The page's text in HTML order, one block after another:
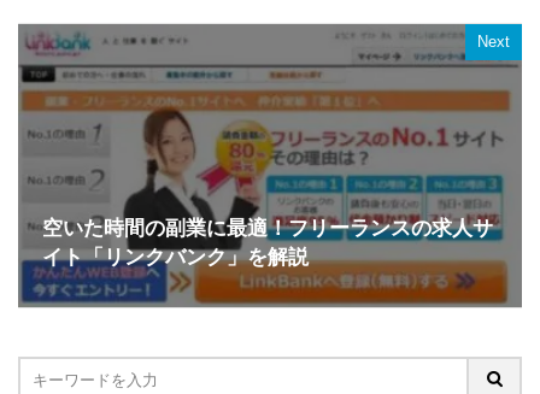
Next
空いた時間の副業に最適！フリーランスの求人サ
イト「リンクバンク」を解説